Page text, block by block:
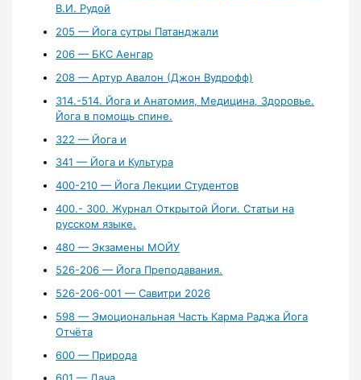
В.И. Рудой
205 — Йога сутры Патанджали
206 — БКС Аенгар
208 — Артур Авалон (Джон Вудрофф)
314.-514. Йога и Анатомия, Медицина, Здоровье.
Йога в помощь спине.
322 — Йога и
341 — Йога и Культура
400-210 — Йога Лекции Студентов
400.- 300. Журнал Открытой Йоги. Статьи на
русском языке.
480 — Экзамены МОЙУ
526-206 — Йога Преподавания.
526-206-001 — Савитри 2026
598 — Эмоциональная Часть Карма Раджа Йога
Отчёта
600 — Природа